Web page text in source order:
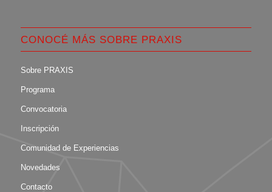
CONOCÉ MÁS SOBRE PRAXIS
Sobre PRAXIS
Programa
Convocatoria
Inscripción
Comunidad de Experiencias
Novedades
Contacto